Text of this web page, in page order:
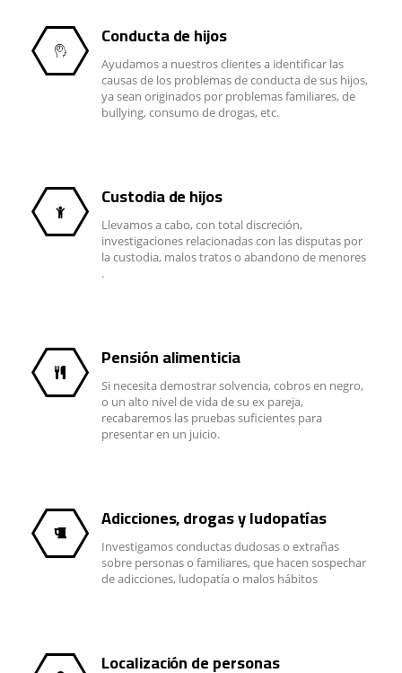
Conducta de hijos
Ayudamos a nuestros clientes a identificar las
causas de los problemas de conducta de sus hijos,
ya sean originados por problemas familiares, de
bullying, consumo de drogas, etc.
Custodia de hijos
Llevamos a cabo, con total discreción,
investigaciones relacionadas con las disputas por
la custodia, malos tratos o abandono de menores
.
Pensión alimenticia
Si necesita demostrar solvencia, cobros en negro,
o un alto nivel de vida de su ex pareja,
recabaremos las pruebas suficientes para
presentar en un juicio.
Adicciones, drogas y ludopatías
Investigamos conductas dudosas o extrañas
sobre personas o familiares, que hacen sospechar
de adicciones, ludopatía o malos hábitos
Localización de personas